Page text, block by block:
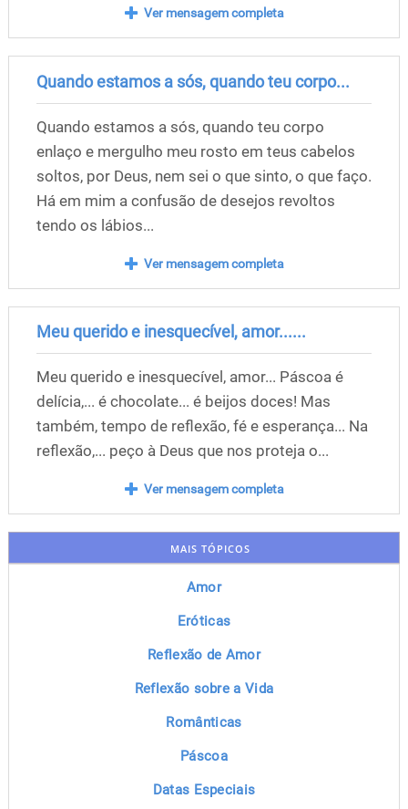
Ver mensagem completa
Quando estamos a sós, quando teu corpo...
Quando estamos a sós, quando teu corpo
enlaço e mergulho meu rosto em teus cabelos
soltos, por Deus, nem sei o que sinto, o que faço.
Há em mim a confusão de desejos revoltos
tendo os lábios...
Ver mensagem completa
Meu querido e inesquecível, amor......
Meu querido e inesquecível, amor... Páscoa é
delícia,... é chocolate... é beijos doces! Mas
também, tempo de reflexão, fé e esperança... Na
reflexão,... peço à Deus que nos proteja o...
Ver mensagem completa
MAIS TÓPICOS
Amor
Eróticas
Reflexão de Amor
Reflexão sobre a Vida
Românticas
Páscoa
Datas Especiais